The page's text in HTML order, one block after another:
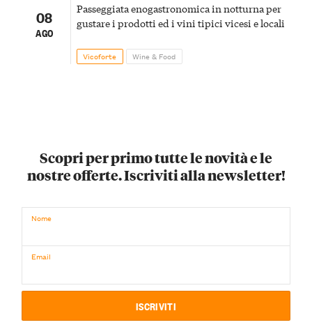
08
AGO
Passeggiata enogastronomica in notturna per
gustare i prodotti ed i vini tipici vicesi e locali
Vicoforte Wine & Food
Scopri per primo tutte le novità e le
nostre offerte. Iscriviti alla newsletter!
Nome
Email